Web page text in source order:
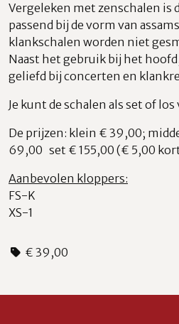
Vergeleken met zenschalen is
passend bij de vorm van
klankschalen worden niet
Naast het gebruik bij het
geliefd bij concerten en
Je kunt de schalen als set of
De prijzen: klein € 39,00;
69,00 set € 155,00 (€ 5,00
Aanbevolen kloppers:
FS-K
XS-1
€ 39,00